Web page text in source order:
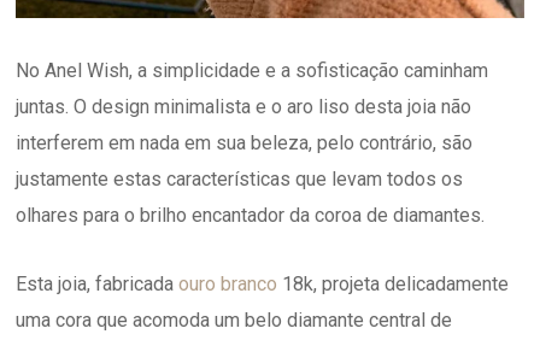
No Anel Wish, a simplicidade e a sofisticação caminham
juntas. O design minimalista e o aro liso desta joia não
interferem em nada em sua beleza, pelo contrário, são
justamente estas características que levam todos os
olhares para o brilho encantador da coroa de diamantes.
Esta joia, fabricadaouro branco 18k, projeta delicadamente
uma cora que acomoda um belo diamante central de